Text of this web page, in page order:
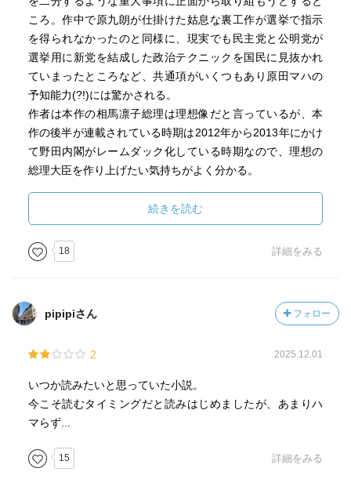
ころ。作中で原九朗が仕掛けた姑息な裏工作が選挙で指示
を得られなかったのと同様に、現実でも民主党と公明党が
選挙用に新党を結成した政治テクニックを国民に見抜かれ
ていまったところなど、共通項がいくつもあり原田マハの
予知能力(?!)には驚かされる。
作者は本作の相馬凛子総理は理想像だと言っているが、本
作の後半が連載されている時期は2012年から2013年にかけ
て野田内閣がレームダック化している時期なので、理想の
総理大臣を作り上げたい気持ちがよく分かる。
を鳥類学者に設定した点は、政治という｢鳥の目(俯瞰)｣が必
要な世界を、利害関係のない純粋な観察者の視点で捉え直
すための秀逸なメタファーだと感じた。
続きを読む
18 詳細をみる
pipipiさん フォロー
2 2025.12.01
いつか読みたいと思っていた小説。
今こそ読むタイミングだと読みはじめましたが、あまりハ
マらず...
15 詳細をみる